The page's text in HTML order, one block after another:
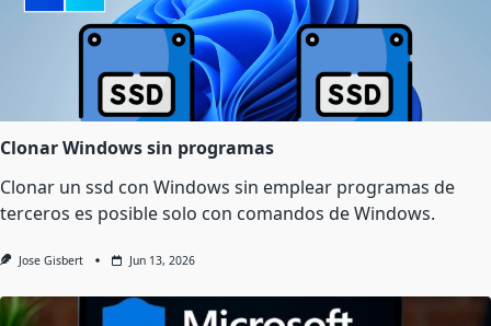
Clonar Windows sin programas
Clonar un ssd con Windows sin emplear programas de
terceros es posible solo con comandos de Windows.
Jose Gisbert Jun 13, 2026